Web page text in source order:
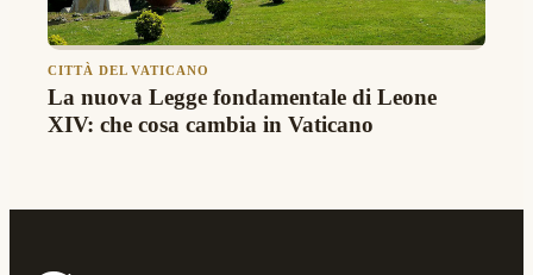
CITTÀ DEL VATICANO
La nuova Legge fondamentale di Leone
XIV: che cosa cambia in Vaticano